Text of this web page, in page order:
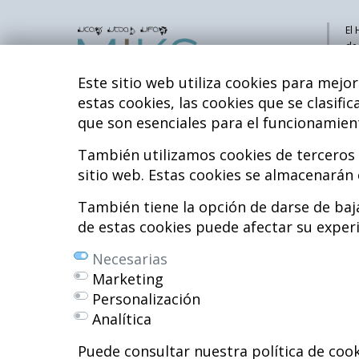
Este sitio web utiliza cookies para
estas cookies, las cookies que se
que son esenciales para el
También utilizamos cookies de
sitio web. Estas cookies se
También tiene la opción de darse de
de estas cookies puede afectar su
Necesarias
Marketing
Personalización
Analítica
Puede consultar nuestra política de
C/ Duque de Wellington, 33
01010 - Vitoria-Gasteiz
Tel. +34 945 252 077
pacientes@hospitalmiks.com
El